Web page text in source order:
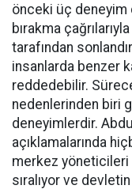
önceki üç deneyim
bırakma
tarafından
insanlarda benzer
reddedebilir.
nedenlerinden biri
deneyimlerdir.
açıklamalarında
merkez
sıralıyor ve